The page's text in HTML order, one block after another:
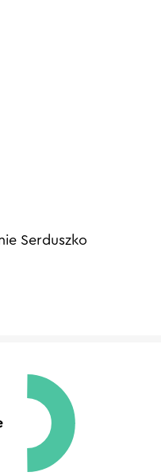
Serduszko